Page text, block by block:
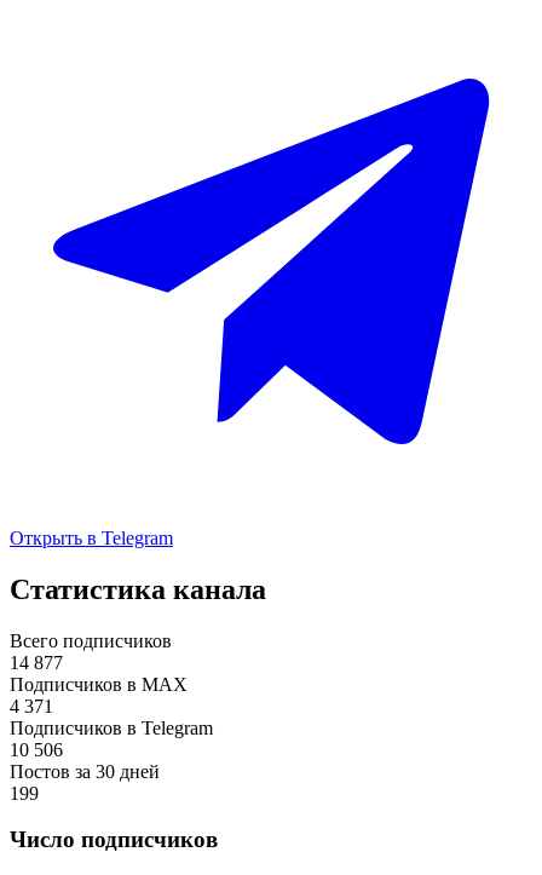
Открыть в Telegram
Статистика канала
Всего подписчиков
14 877
Подписчиков в MAX
4 371
Подписчиков в Telegram
10 506
Постов за 30 дней
199
Число подписчиков